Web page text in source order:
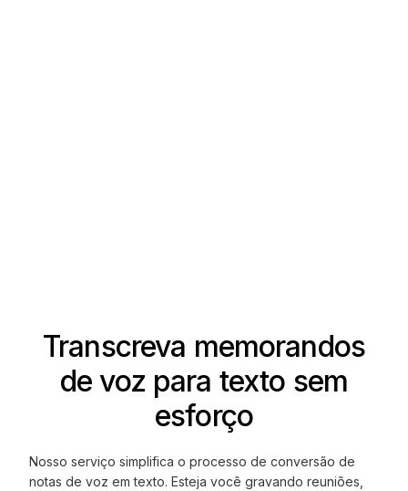
Transcreva memorandos
de voz para texto sem
esforço
Nosso serviço simplifica o processo de conversão de
notas de voz em texto. Esteja você gravando reuniões,